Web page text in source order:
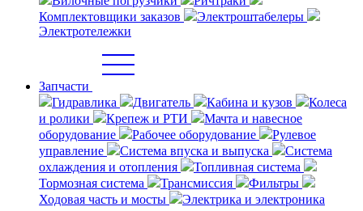
Комплектовщики заказов
Электроштабелеры
Электротележки
Запчасти
Гидравлика
Двигатель Кабина и кузов
Колеса
и ролики
Крепеж и РТИ
Мачта и навесное
оборудование
Рабочее оборудование
Рулевое
управление
Система впуска и выпуска
Система
охлаждения и отопления
Топливная система
Тормозная система
Трансмиссия
Фильтры
Ходовая часть и мосты
Электрика и электроника